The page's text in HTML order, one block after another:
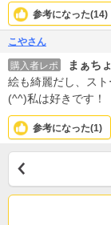
参考になった(14)
こやさん
購入者レポ
まぁち
絵も綺麗だし、ス
(^^)私は好きです！
参考になった(1)